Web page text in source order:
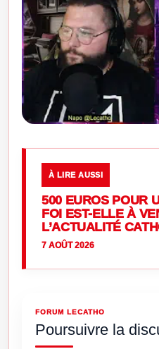
À LIRE AUSSI
500 EUROS POUR
FOI EST-ELLE À
L’ACTUALITÉ
7 AOÛT 2026
FORUM LECATHO
Poursuivre la